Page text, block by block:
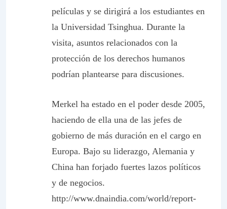
películas y se dirigirá a los estudiantes en
la Universidad Tsinghua. Durante la
visita, asuntos relacionados con la
protección de los derechos humanos
podrían plantearse para discusiones.
Merkel ha estado en el poder desde 2005,
haciendo de ella una de las jefes de
gobierno de más duración en el cargo en
Europa. Bajo su liderazgo, Alemania y
China han forjado fuertes lazos políticos
y de negocios.
http://www.dnaindia.com/world/report-